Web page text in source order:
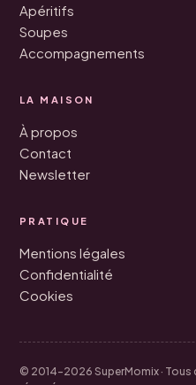
Apéritifs
Soupes
Accompagnements
LA MAISON
À propos
Contact
Newsletter
PRATIQUE
Mentions légales
Confidentialité
Cookies
© 2014–2026 SuperMomix ·